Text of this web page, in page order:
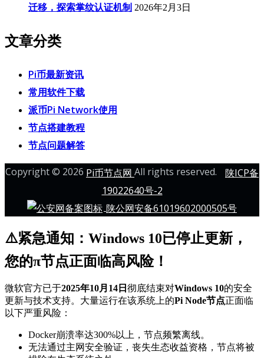
迁移，探索掌纹认证机制 2026年2月3日
文章分类
Pi币最新资讯
常用软件下载
派币Pi Network使用
节点搭建教程
节点问题解答
Copyright © 2026 Pi币节点网 All rights reserved.
陕ICP备
19022640号-2
陕公网安备61019602000505号
⚠️紧急通知：Windows 10已停止更新，
您的π节点正面临高风险！
微软官方已于2025年10月14日 彻底结束对Windows 10的安全
更新与技术支持。大量运行在该系统上的Pi Node节点正面临
以下严重风险：
Docker崩溃率达300%以上，节点频繁离线。
无法通过主网安全验证，丧失生态收益资格，节点将被